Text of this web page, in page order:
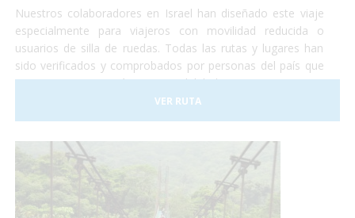
Nuestros colaboradores en Israel han diseñado este viaje
especialmente para viajeros con movilidad reducida o
usuarios de silla de ruedas. Todas las rutas y lugares han
sido verificados y comprobados por personas del país que
nos garantizan su máxima accesibilidad!
VER RUTA